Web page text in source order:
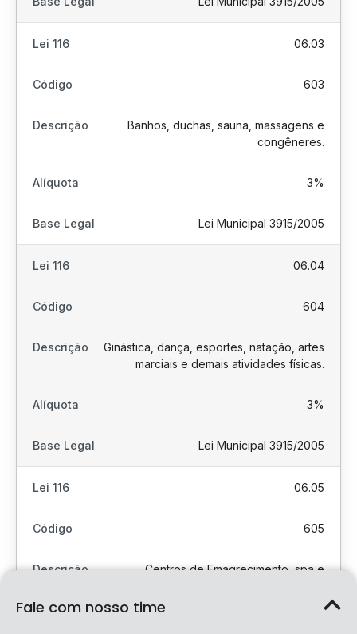
06.03
603
Banhos, duchas, sauna, massagens e
congêneres.
3%
Lei Municipal 3915/2005
06.04
604
Ginástica, dança, esportes, natação, artes
marciais e demais atividades físicas.
3%
Lei Municipal 3915/2005
06.05
605
Centros de Emagrecimento, spa e
Fale com nosso time